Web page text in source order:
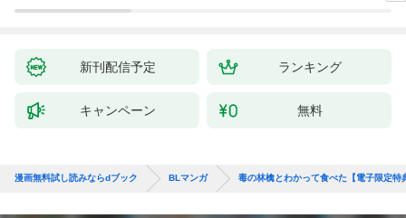
新刊配信予定 ランキング
キャンペーン 無料
漫画無料試し読みならdブック BLマンガ 毒の林檎とわかって食べた【電子限定特